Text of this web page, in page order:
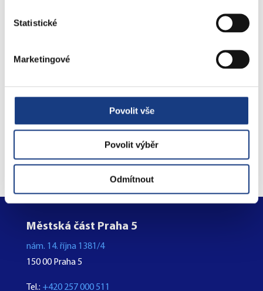
Statistické
Marketingové
Povolit vše
Povolit výběr
Odmítnout
Parkovací karty
Objednejte se na úřad
Městská část Praha 5
nám. 14. října 1381/4
150 00 Praha 5
Tel.: +420 257 000 511